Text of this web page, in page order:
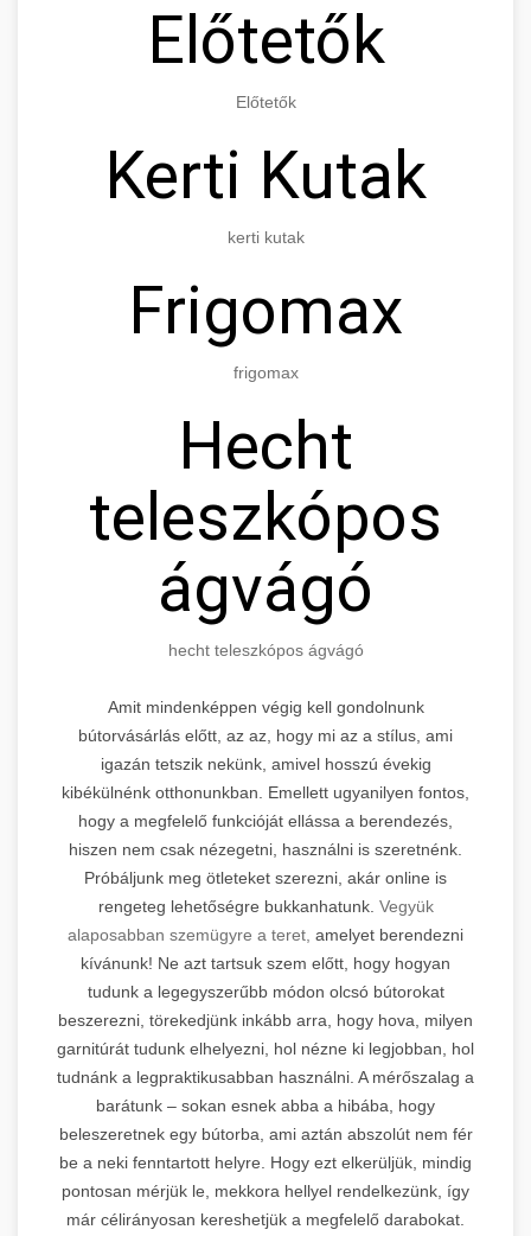
Előtetők
Előtetők
Kerti Kutak
kerti kutak
Frigomax
frigomax
Hecht
teleszkópos
ágvágó
hecht teleszkópos ágvágó
Amit mindenképpen végig kell gondolnunk
bútorvásárlás előtt, az az, hogy mi az a stílus, ami
igazán tetszik nekünk, amivel hosszú évekig
kibékülnénk otthonunkban. Emellett ugyanilyen fontos,
hogy a megfelelő funkcióját ellássa a berendezés,
hiszen nem csak nézegetni, használni is szeretnénk.
Próbáljunk meg ötleteket szerezni, akár online is
rengeteg lehetőségre bukkanhatunk. Vegyük
alaposabban szemügyre a teret, amelyet berendezni
kívánunk! Ne azt tartsuk szem előtt, hogy hogyan
tudunk a legegyszerűbb módon olcsó bútorokat
beszerezni, törekedjünk inkább arra, hogy hova, milyen
garnitúrát tudunk elhelyezni, hol nézne ki legjobban, hol
tudnánk a legpraktikusabban használni. A mérőszalag a
barátunk – sokan esnek abba a hibába, hogy
beleszeretnek egy bútorba, ami aztán abszolút nem fér
be a neki fenntartott helyre. Hogy ezt elkerüljük, mindig
pontosan mérjük le, mekkora hellyel rendelkezünk, így
már célirányosan kereshetjük a megfelelő darabokat.